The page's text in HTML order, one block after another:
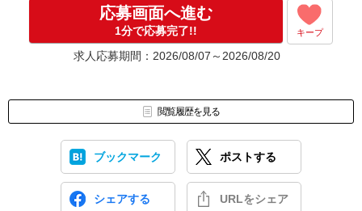
応募画面へ進む
1分で応募完了!! キープ
求人応募期間：2026/08/07～2026/08/20
閲覧履歴を見る
ブックマーク ポストする
シェアする URLをシェア